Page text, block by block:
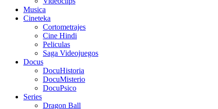
Musica
Cineteka
Cortometrajes
Cine Hindi
Peliculas
Saga Videojuegos
Docus
DocuHistoria
DocuMisterio
DocuPsico
Series
Dragon Ball